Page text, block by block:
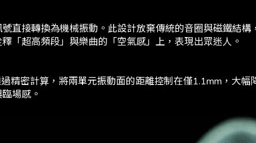
直接轉換為機械振動。此設計放棄傳統的音圈與磁鐵結
「超高頻段」與樂曲的「空氣感」上，表現出眾迷人。
精密計算，將兩單元振動面的距離控制在僅1.1mm，大
場感。